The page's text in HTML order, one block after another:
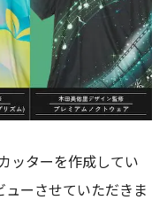
ッターを作成してい
ューさせていただきま